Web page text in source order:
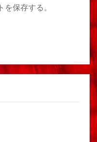
保存する。